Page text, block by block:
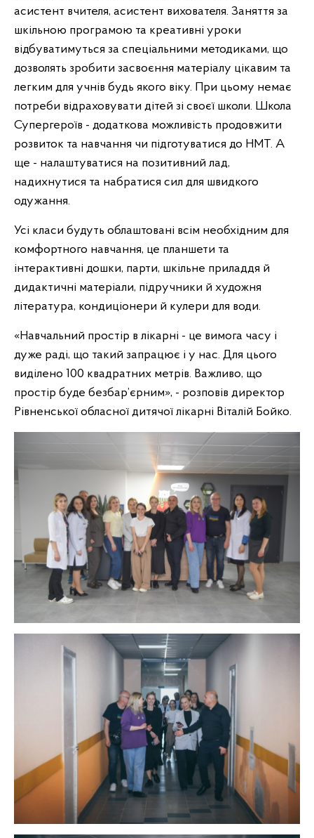
асистент вчителя, асистент вихователя. Заняття за
шкільною програмою та креативні уроки
відбуватимуться за спеціальними методиками, що
дозволять зробити засвоєння матеріалу цікавим та
легким для учнів будь якого віку. При цьому немає
потреби відраховувати дітей зі своєї школи. Школа
Супергероїв - додаткова можливість продовжити
розвиток та навчання чи підготуватися до НМТ. А
ще - налаштуватися на позитивний лад,
надихнутися та набратися сил для швидкого
одужання.
Усі класи будуть облаштовані всім необхідним для
комфортного навчання, це планшети та
інтерактивні дошки, парти, шкільне приладдя й
дидактичні матеріали, підручники й художня
література, кондиціонери й кулери для води.
«Навчальний простір в лікарні - це вимога часу і
дуже раді, що такий запрацює і у нас. Для цього
виділено 100 квадратних метрів. Важливо, що
простір буде безбар’єрним», - розповів директор
Рівненської обласної дитячої лікарні Віталій Бойко.